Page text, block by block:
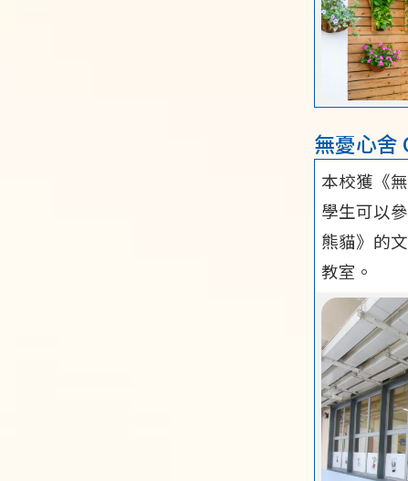
無憂心舍
本校獲《
學生可以
熊貓》的
教室。